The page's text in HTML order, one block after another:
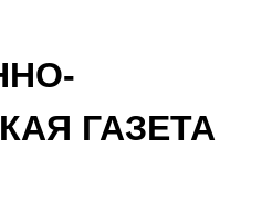
ГАЗЕТА